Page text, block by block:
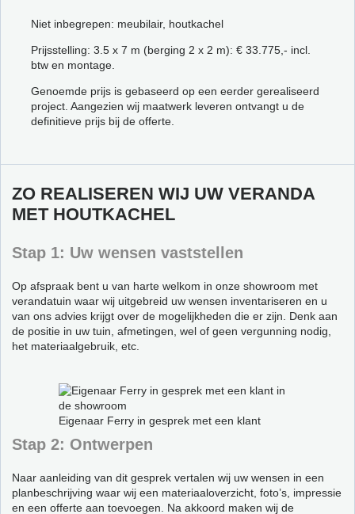
Niet inbegrepen: meubilair, houtkachel
Prijsstelling: 3.5 x 7 m (berging 2 x 2 m): € 33.775,- incl.
btw en montage.
Genoemde prijs is gebaseerd op een eerder gerealiseerd
project. Aangezien wij maatwerk leveren ontvangt u de
definitieve prijs bij de offerte.
ZO REALISEREN WIJ UW VERANDA
MET HOUTKACHEL
Stap 1: Uw wensen vaststellen
Op afspraak bent u van harte welkom in onze showroom met
verandatuin waar wij uitgebreid uw wensen inventariseren en u
van ons advies krijgt over de mogelijkheden die er zijn. Denk aan
de positie in uw tuin, afmetingen, wel of geen vergunning nodig,
het materiaalgebruik, etc.
Eigenaar Ferry in gesprek met een klant
Stap 2: Ontwerpen
Naar aanleiding van dit gesprek vertalen wij uw wensen in een
planbeschrijving waar wij een materiaaloverzicht, foto’s, impressie
en een offerte aan toevoegen. Na akkoord maken wij de